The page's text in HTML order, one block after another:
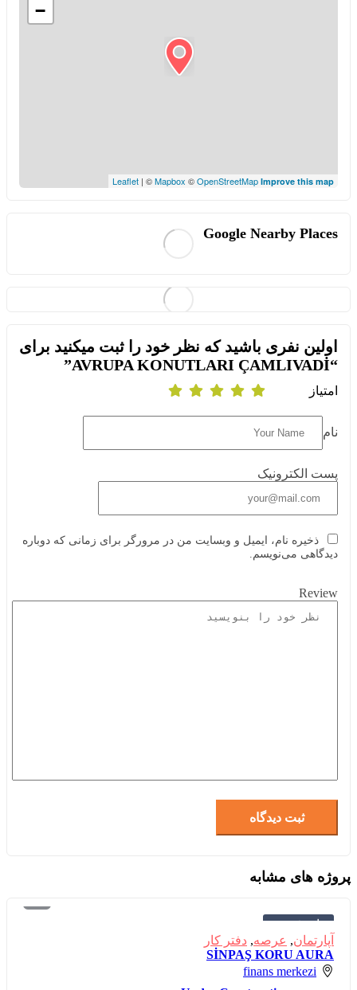
−
Leaflet | ©Mapbox ©OpenStreetMap Improve this map
Google Nearby Places
اولین نفری باشید که نظر خود را ثبت میکنید برای
“AVRUPA KONUTLARI ÇAMLIVADİ”
امتیاز
نام
پست الکترونیک
ذخیره نام، ایمیل و وبسایت من در مرورگر برای زمانی که دوباره
دیدگاهی می‌نویسم.
Review
پروژه های مشابه
برای فروش
آپارتمان, عرصه, دفتر کار
SİNPAŞ KORU AURA
finans merkezi